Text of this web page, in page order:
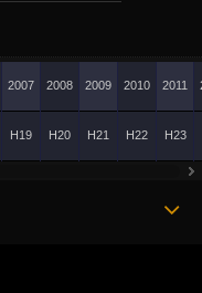
2007 2008 2009 2010 2011
H19 H20 H21 H22 H23